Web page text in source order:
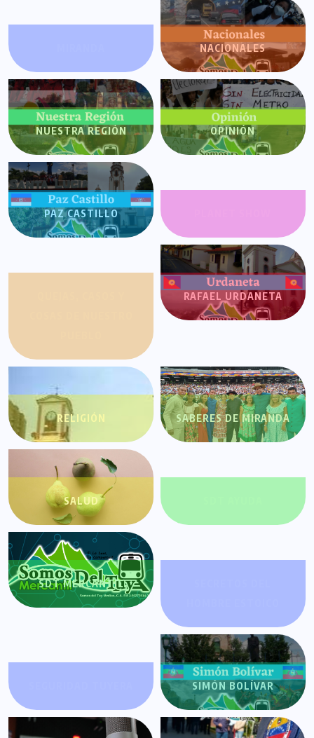
NACIONALES
NUESTRA REGIÓN OPINIÓN
PAZ CASTILLO
RAFAEL URDANETA
RELIGIÓN SABERES DE MIRANDA
SALUD
SDT MERCANTIL
SIMÓN BOLÍVAR